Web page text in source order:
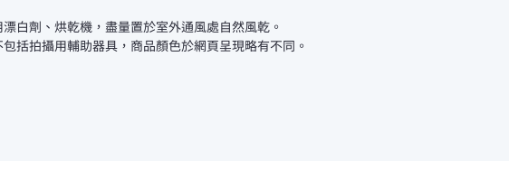
白劑、烘乾機，盡量置於室外通風處自然風乾。
括拍攝用輔助器具，商品顏色於網頁呈現略有不同。